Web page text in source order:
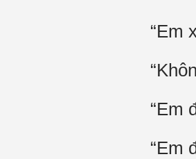
“Em
“Em
“Em